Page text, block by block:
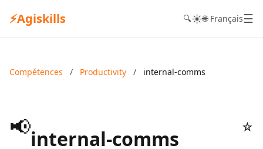
⚡Agiskills 🔍☀️🌐 Français☰
Compétences / Productivity / internal-comms
📢internal-comms ☆